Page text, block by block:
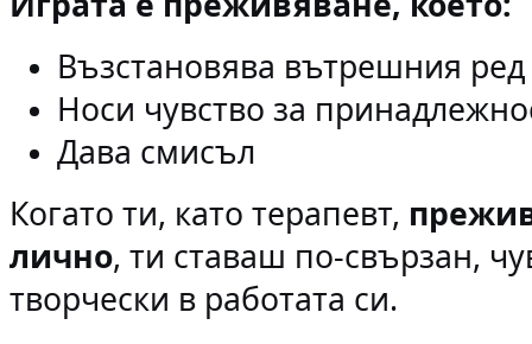
Възстановява вътрешния ред
Носи чувство за
Дава смисъл
Когато ти, като терапевт,
лично, ти ставаш по-свързан,
творчески в работата си.